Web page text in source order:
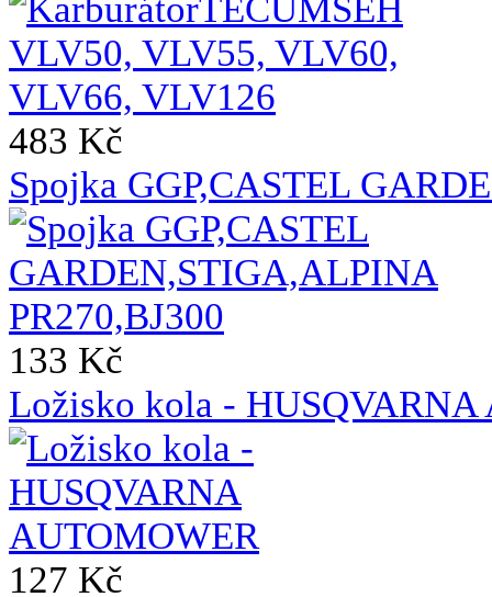
483 Kč
Spojka GGP,CASTEL
133 Kč
Ložisko kola - HUSQVARNA
127 Kč